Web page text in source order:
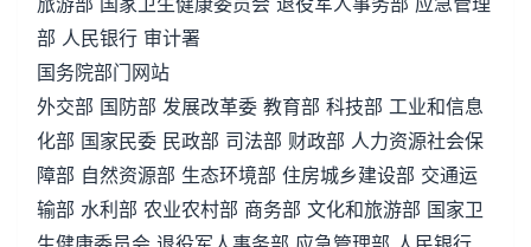
部 人民银行 审计署
国务院部门网站
外交部 国防部 发展改革委 教育部 科技部 工业和信息
化部 国家民委 民政部 司法部 财政部 人力资源社会保
障部 自然资源部 生态环境部 住房城乡建设部 交通运
输部 水利部 农业农村部 商务部 文化和旅游部 国家卫